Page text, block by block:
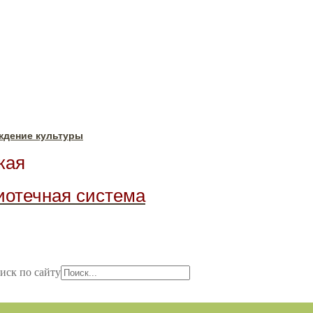
культуры
система
по сайту